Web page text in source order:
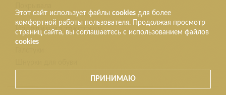
Этот сайт использует файлы cookies для более
комфортной работы пользователя. Продолжая просмотр
страниц сайта, вы соглашаетесь с использованием файлов
cookies
ПРИНИМАЮ
Изделия из текстиля